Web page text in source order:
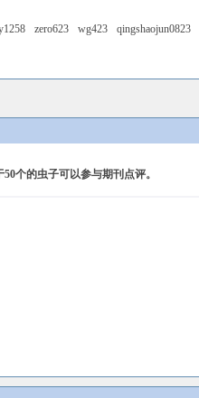
zero623 wg423 qingshaojun0823
个的虫子可以参与期刊点评。